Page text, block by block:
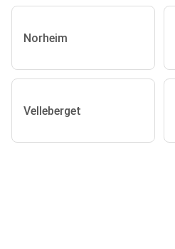
Norheim
Velleberget